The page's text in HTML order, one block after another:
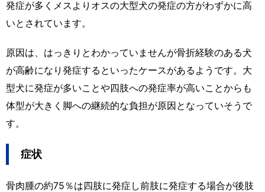
発症が多くメスよりオスの大型犬の発症の方がわずかに高
いとされています。
原因は、はっきりとわかっていませんが骨折経験のある犬
が高齢になり発症するといったケースがあるようです。大
型犬に発症が多いことや四肢への発症率が高いことからも
体型が大きく脚への継続的な負担が原因となっていそうで
す。
症状
骨肉腫の約75％は四肢に発症し前肢に発症する場合が後肢